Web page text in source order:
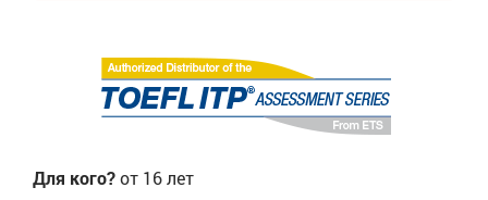
Для кого?от 16 лет